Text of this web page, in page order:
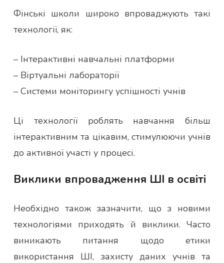
Фінські школи широко впроваджують такі
технології, як:
– Інтерактивні навчальні платформи
– Віртуальні лабораторії
– Системи моніторингу успішності учнів
Ці технології роблять навчання більш
інтерактивним та цікавим, стимулюючи учнів
до активної участі у процесі.
Виклики впровадження ШІ в освіті
Необхідно також зазначити, що з новими
технологіями приходять й виклики. Часто
виникають питання щодо етики
використання ШІ, захисту даних учнів та